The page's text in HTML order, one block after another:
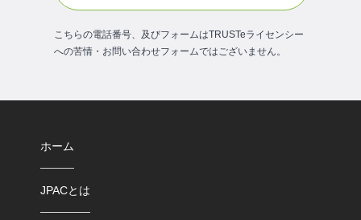
こちらの電話番号、及びフォームはTRUSTeライセンシー
への苦情・お問い合わせフォームではございません。
ホーム
JPACとは